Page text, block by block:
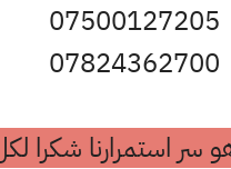
07500127205
07824362700
سر استمرارنا